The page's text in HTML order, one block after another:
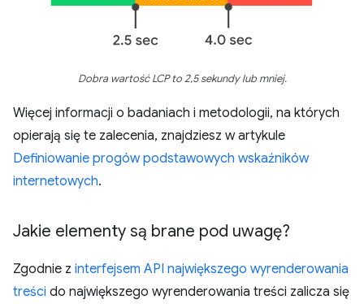
Dobra wartość LCP to 2,5 sekundy lub mniej.
Więcej informacji o badaniach i metodologii, na których
opierają się te zalecenia, znajdziesz w artykule
Definiowanie progów podstawowych wskaźników
internetowych.
Jakie elementy są brane pod uwagę?
Zgodnie z interfejsem API największego wyrenderowania
treści do największego wyrenderowania treści zalicza się